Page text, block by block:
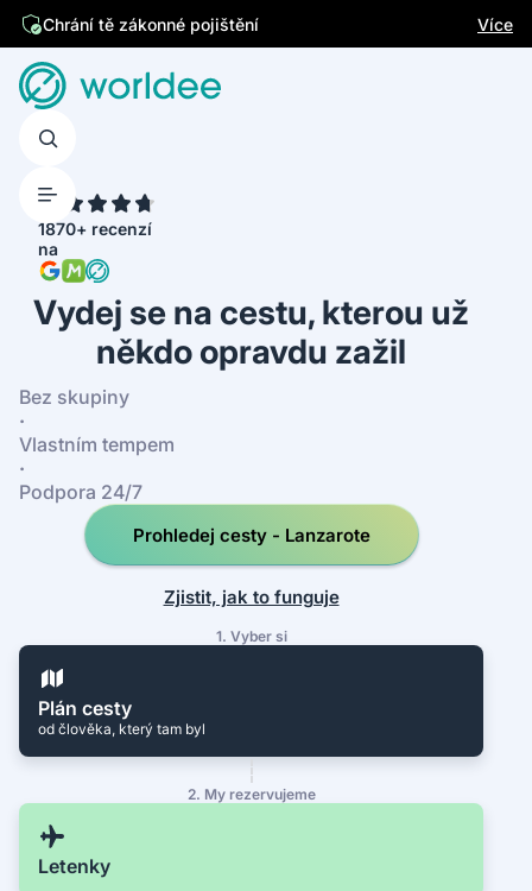
Chrání tě zákonné pojištění
Jsme česká firma Více
1870+ recenzí
na
Vydej se na cestu, kterou už
někdo opravdu zažil
Bez skupiny
·
Vlastním tempem
·
Podpora 24/7
Prohledej cesty - Lanzarote
Zjistit, jak to funguje
1. Vyber si
Plán cesty
od člověka, který tam byl
2. My rezervujeme
Letenky